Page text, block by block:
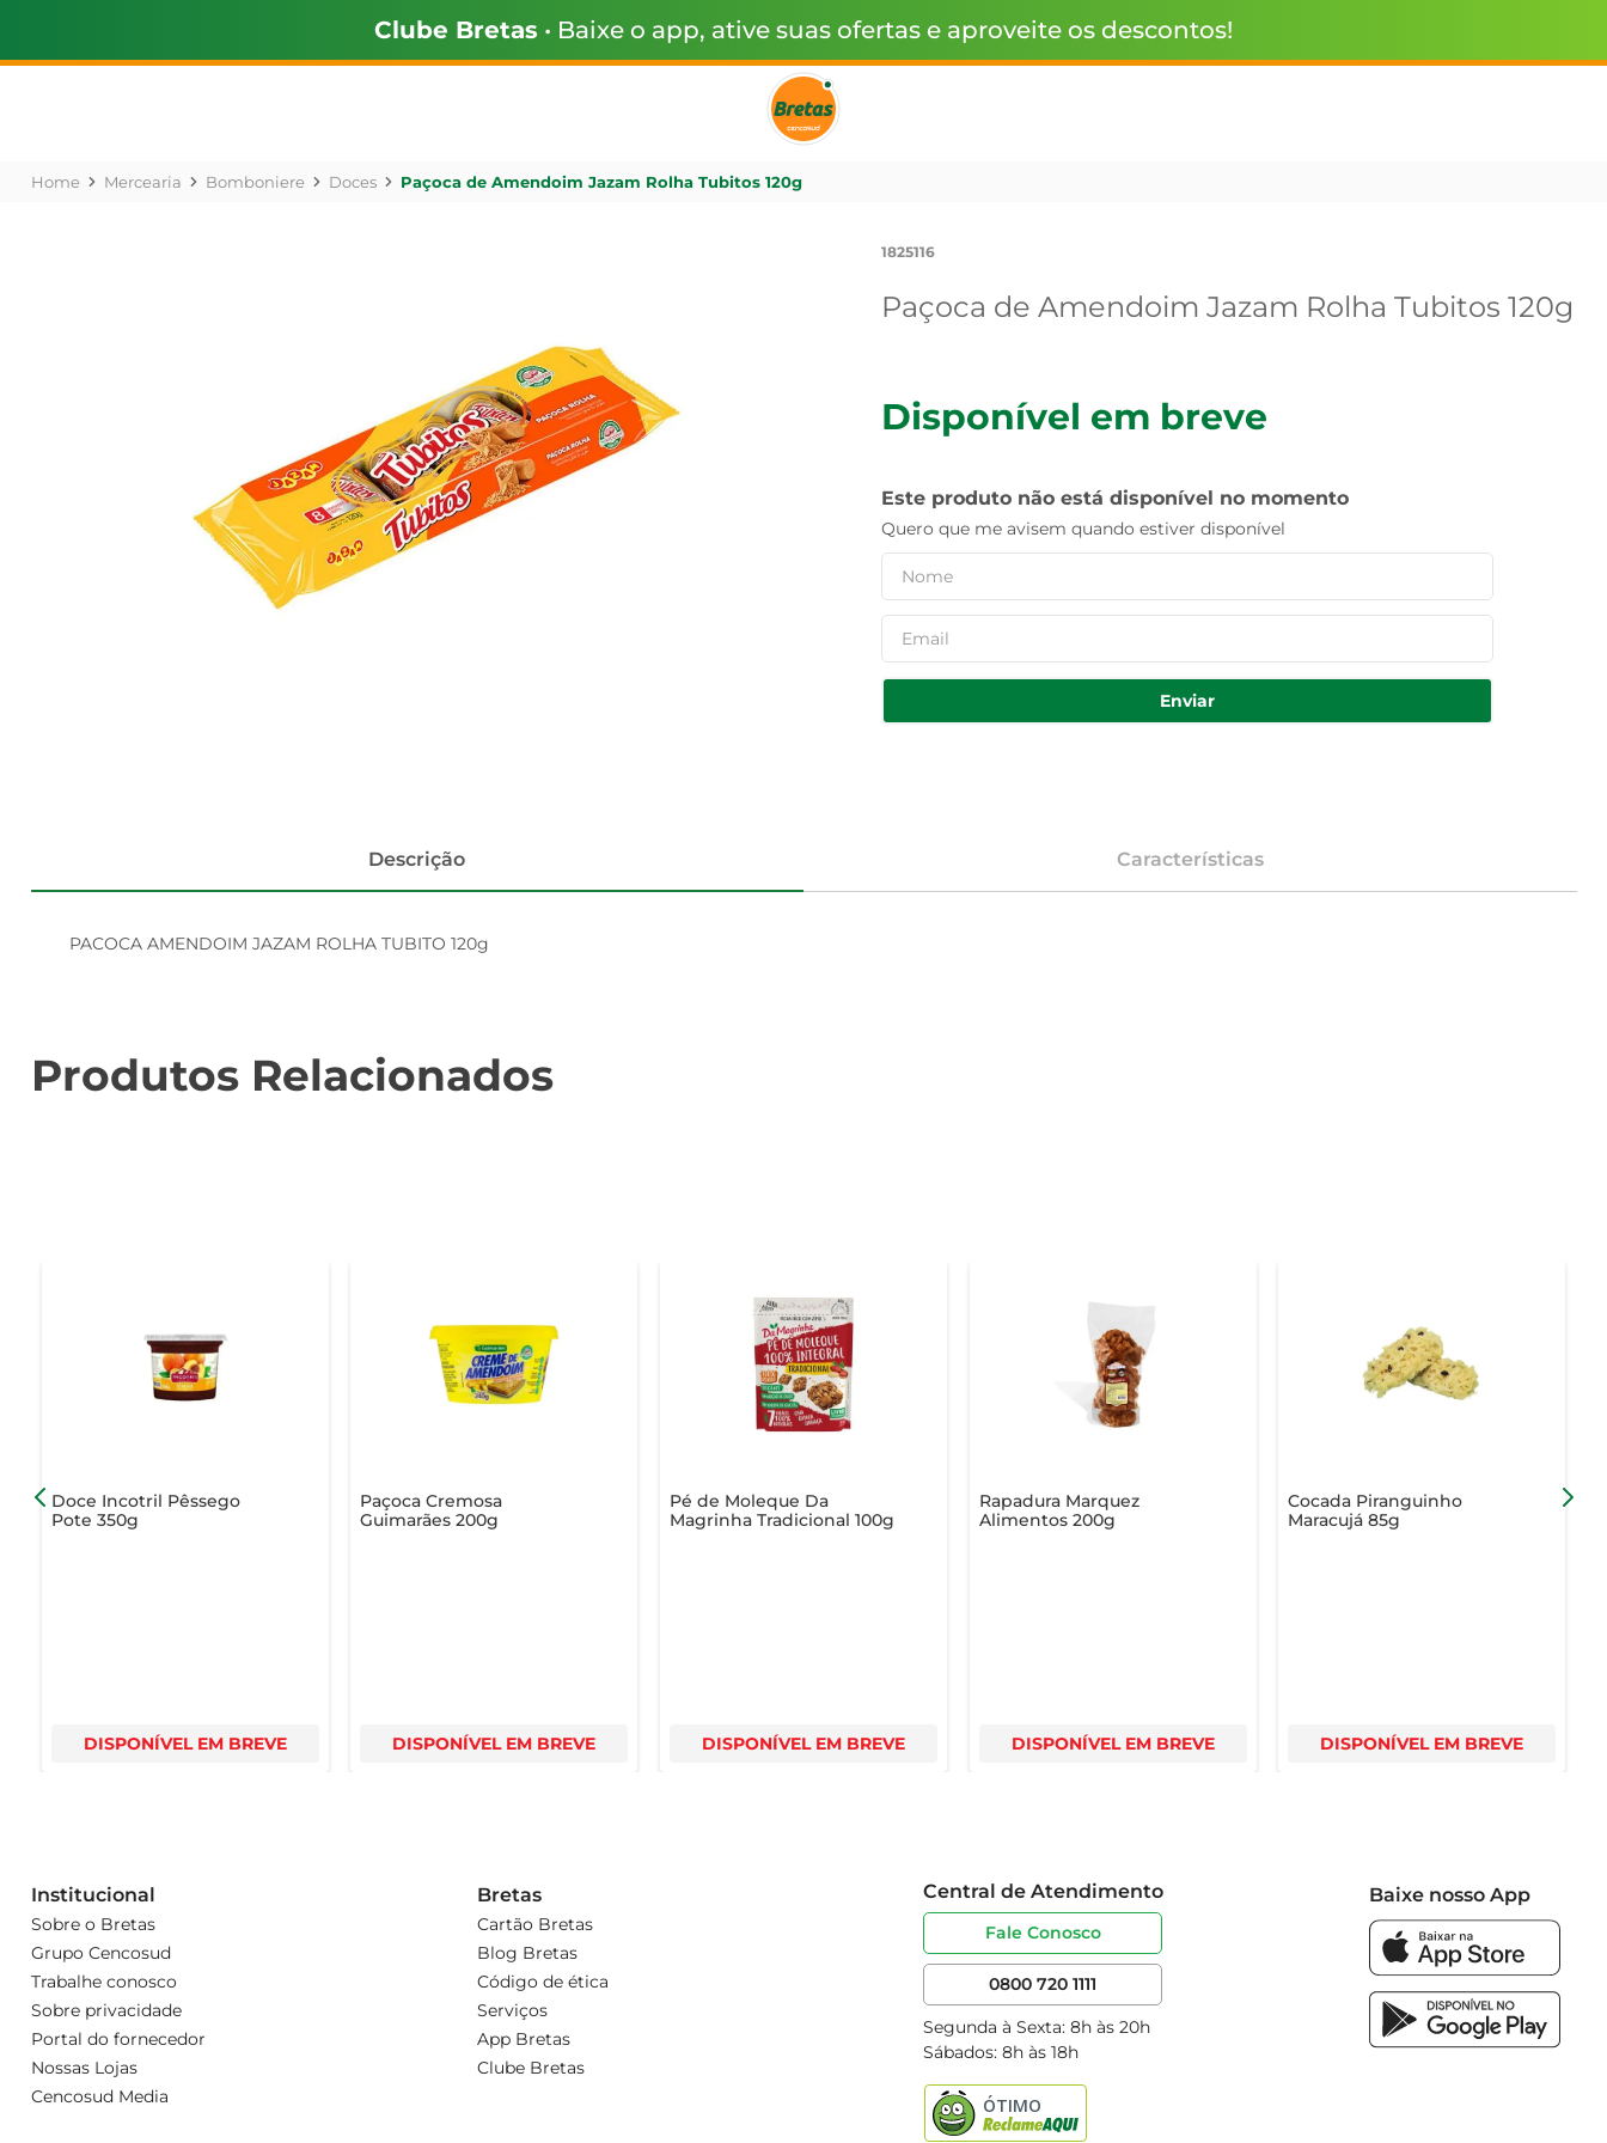
Clube Bretas • Baixe o app, ative suas ofertas e aproveite os descontos!
Mercearia Bomboniere Doces Paçoca de Amendoim Jazam Rolha Tubitos 120g
1825116
Paçoca de Amendoim Jazam Rolha Tubitos 120g
Disponível em breve
Este produto não está disponível no momento
Quero que me avisem quando estiver disponível
Enviar
Descrição Características
PACOCA AMENDOIM JAZAM ROLHA TUBITO 120g
Produtos Relacionados
Doce Incotril Pêssego
Pote 350g
DISPONÍVEL EM BREVE
Paçoca Cremosa
Guimarães 200g
DISPONÍVEL EM BREVE
Pé de Moleque Da
Magrinha Tradicional 100g
DISPONÍVEL EM BREVE
Rapadura Marquez
Alimentos 200g
DISPONÍVEL EM BREVE
Cocada Piranguinho
Maracujá 85g
DISPONÍVEL EM BREVE
Institucional
Sobre o Bretas
Grupo Cencosud
Trabalhe conosco
Sobre privacidade
Portal do fornecedor
Nossas Lojas
Cencosud Media
Bretas
Cartão Bretas
Blog Bretas
Código de ética
Serviços
App Bretas
Clube Bretas
Central de Atendimento
Fale Conosco
0800 720 1111
Segunda à Sexta: 8h às 20h
Sábados: 8h às 18h
Baixe nosso App